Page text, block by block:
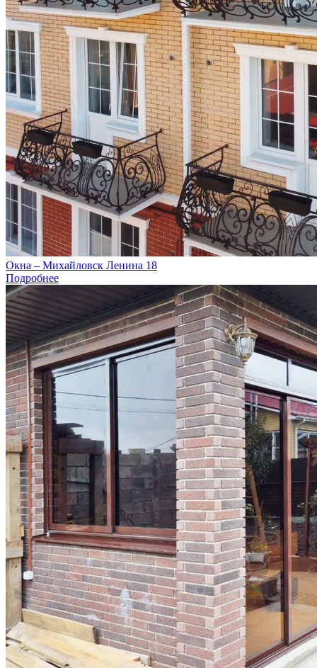
Окна – Михайловск Ленина 18
Подробнее